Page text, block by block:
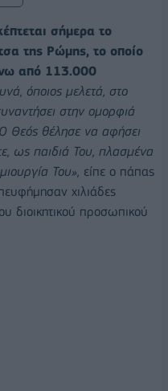
σήμερα το
της Ρώμης, το οποίο
από 113.000
όποιος μελετά, στο
στην ομορφιά
Θεός θέλησε να αφήσει
ως παιδιά Του, πλασμένα
Του», είπε ο πάπας
χιλιάδες
διοικητικού προσωπικού